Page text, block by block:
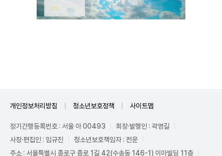
개인정보처리방침 청소년보호정책 사이트맵
정기간행등록번호 : 서울 아 00493
회장·발행인 : 곽영길
사장·편집인 : 임규진
청소년보호책임자 : 전운
주소 : 서울특별시 종로구 종로 1길 42(수송동 146-1) 이마빌딩 11층